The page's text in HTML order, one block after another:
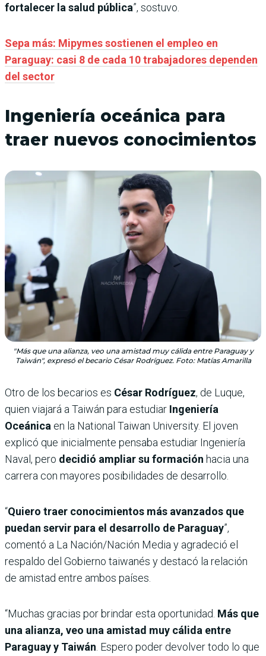
fortalecer la salud pública”, sostuvo.
Sepa más: Mipymes sostienen el empleo en
Paraguay: casi 8 de cada 10 trabajadores dependen
del sector
Ingeniería oceánica para
traer nuevos conocimientos
"Más que una alianza, veo una amistad muy cálida entre Paraguay y
Taiwán", expresó el becario César Rodríguez. Foto: Matías Amarilla
Otro de los becarios es César Rodríguez, de Luque,
quien viajará a Taiwán para estudiar Ingeniería
Oceánica en la National Taiwan University. El joven
explicó que inicialmente pensaba estudiar Ingeniería
Naval, pero decidió ampliar su formación hacia una
carrera con mayores posibilidades de desarrollo.
“Quiero traer conocimientos más avanzados que
puedan servir para el desarrollo de Paraguay”,
comentó a La Nación/Nación Media y agradeció el
respaldo del Gobierno taiwanés y destacó la relación
de amistad entre ambos países.
“Muchas gracias por brindar esta oportunidad. Más que
una alianza, veo una amistad muy cálida entre
Paraguay y Taiwán . Espero poder devolver todo lo que